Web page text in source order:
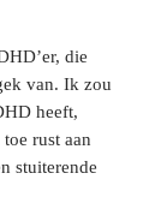
die
van. Ik zou
heeft,
rust aan
stuiterende